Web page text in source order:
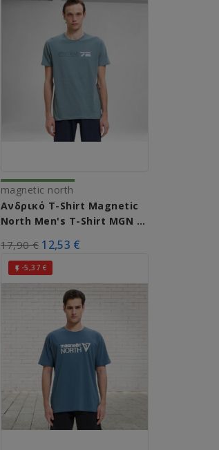
magnetic north
Ανδρικό T-Shirt Magnetic
North Men's T-Shirt MGN 72
17,90 € 12,53 €
 -5,37 €